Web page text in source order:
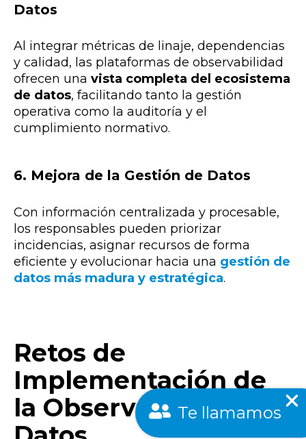
Datos
Al integrar métricas de linaje, dependencias
y calidad, las plataformas de observabilidad
ofrecen una vista completa del ecosistema
de datos, facilitando tanto la gestión
operativa como la auditoría y el
cumplimiento normativo.
6. Mejora de la Gestión de Datos
Con información centralizada y procesable,
los responsables pueden priorizar
incidencias, asignar recursos de forma
eficiente y evolucionar hacia una gestión de
datos más madura y estratégica.
Retos de
Implementación de
la Observabilidad de
Te llamamos